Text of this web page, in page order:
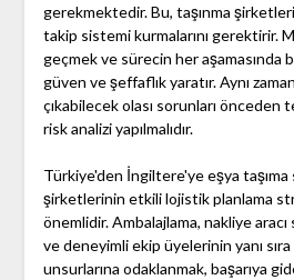
gerekmektedir. Bu, taşınma
takip sistemi kurmalarını gerektirir.
geçmek ve sürecin her aşamasında
güven ve şeffaflık yaratır. Aynı
çıkabilecek olası sorunları
risk analizi yapılmalıdır.
Türkiye'den İngiltere'ye eşya taşıma
şirketlerinin etkili lojistik planlama
önemlidir. Ambalajlama, nakliye aracı
ve deneyimli ekip üyelerinin yanı
unsurlarına odaklanmak, başarıya